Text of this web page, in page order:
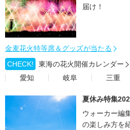
届け！
金麦花火特等席＆グッズが当たる
CHECK!
東海の花火開催カレンダー
愛知
岐阜 三重
夏休み特集
ウォーカー編
の楽しみ方を